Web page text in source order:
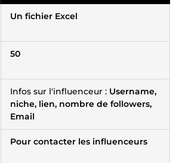
Un fichier Excel
50
Infos sur l'influenceur : Username,
niche, lien, nombre de followers,
Email
Pour contacter les influenceurs